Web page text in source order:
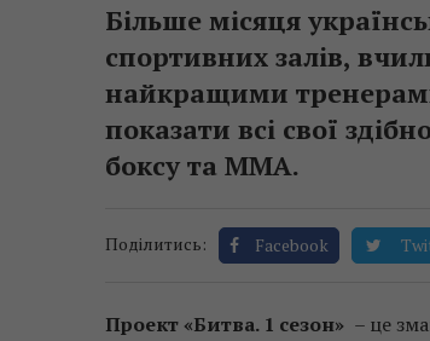
Більше місяця
спортивних залів,
найкращими
показати всі свої
боксу та ММА.
Поділитись: Facebook
Проект «Битва. 1 сезон» – це